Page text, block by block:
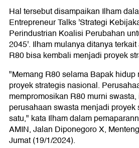
Hal tersebut disampaikan Ilham
Entrepreneur Talks 'Strategi
Perindustrian Koalisi Perubahan
2045'. Ilham mulanya ditanya
R80 bisa kembali menjadi proyek
"Memang R80 selama Bapak hidup
proyek strategis nasional.
mempromosikan R80 murni
perusahaan swasta menjadi
satu," kata Ilham dalam
AMIN, Jalan Diponegoro X,
Jumat (19/1/2024).